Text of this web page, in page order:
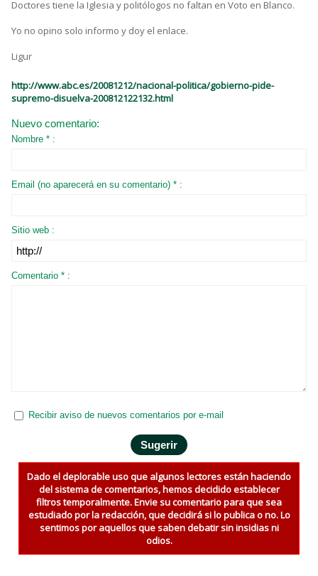
Doctores tiene la Iglesia y politólogos no faltan en Voto en Blanco.
Yo no opino solo informo y doy el enlace.
Ligur
http://www.abc.es/20081212/nacional-politica/gobierno-pide-
supremo-disuelva-200812122132.html
Nuevo comentario:
Nombre * :
Email (no aparecerá en su comentario) * :
Sitio web :
Comentario * :
Recibir aviso de nuevos comentarios por e-mail
Dado el deplorable uso que algunos lectores están haciendo
del sistema de comentarios, hemos decidido establecer
filtros temporalmente. Envie su comentario para que sea
estudiado por la redacción, que decidirá si lo publica o no. Lo
sentimos por aquellos que saben debatir sin insidias ni
odios.